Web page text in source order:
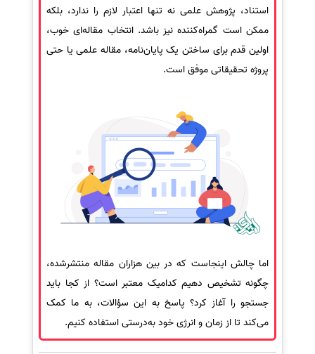
استناد، پژوهش علمی نه تنها اعتبار لازم را ندارد، بلکه
ممکن است گمراه‌کننده نیز باشد. انتخاب مقاله‌ای خوب،
اولین قدم برای ساختن یک پایان‌نامه، مقاله علمی یا حتی
پروژه تحقیقاتی موفق است.
اما چالش اینجاست که در بین هزاران مقاله منتشرشده،
چگونه تشخیص دهیم کدامیک معتبر است؟ از کجا باید
جستجو را آغاز کرد؟ پاسخ به این سؤالات، به ما کمک
می‌کند تا از زمان و انرژی خود به‌درستی استفاده کنیم.